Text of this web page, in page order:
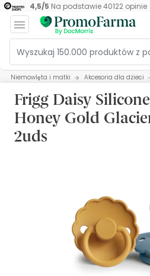
4,5/5 Na podstawie40122opinie
Niemowlęta i matki Akcesoria dla dzieci
Frigg Daisy
Honey Gold
2uds